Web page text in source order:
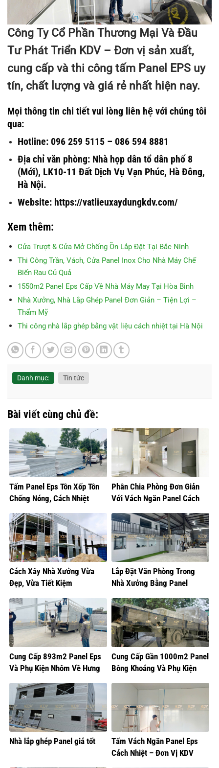
Công Ty Cổ Phần Thương Mại Và Đầu
Tư Phát Triển KDV – Đơn vị sản xuất,
cung cấp và thi công tấm Panel EPS uy
tín, chất lượng và giá rẻ nhất hiện nay.
Mọi thông tin chi tiết vui lòng liên hệ với chúng tôi
qua:
Hotline: 096 259 5115 – 086 594 8881
Địa chỉ văn phòng: Nhà họp dân tổ dân phố 8
(Mới), LK10-11 Đất Dịch Vụ Vạn Phúc, Hà Đông,
Hà Nội.
Website: https://vatlieuxaydungkdv.com/
Xem thêm:
Cửa Trượt & Cửa Mở Chống Ồn Lắp Đặt Tại Bắc Ninh
Thi Công Trần, Vách, Cửa Panel Inox Cho Nhà Máy Chế
Biến Rau Củ Quả
1550m2 Panel Eps Cấp Về Nhà Máy May Tại Hòa Bình
Nhà Xưởng, Nhà Lắp Ghép Panel Đơn Giản – Tiện Lợi –
Thẩm Mỹ
Thi công nhà lắp ghép bằng vật liệu cách nhiệt tại Hà Nội
Danh mục: Tin tức
Bài viết cùng chủ đề:
Tấm Panel Eps Tôn Xốp Tôn
Chống Nóng, Cách Nhiệt
Phân Chia Phòng Đơn Giản
Với Vách Ngăn Panel Cách
Cách Xây Nhà Xưởng Vừa
Đẹp, Vừa Tiết Kiệm
Lắp Đặt Văn Phòng Trong
Nhà Xưởng Bằng Panel
Cung Cấp 893m2 Panel Eps
Và Phụ Kiện Nhôm Về Hưng
Cung Cấp Gần 1000m2 Panel
Bông Khoáng Và Phụ Kiện
Nhà lắp ghép Panel giá tốt
Tấm Vách Ngăn Panel Eps
Cách Nhiệt – Đơn Vị KDV